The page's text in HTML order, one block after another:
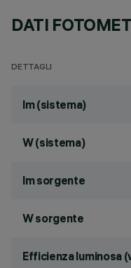
DATI
DETTAGLI
lm (sistema)
W (sistema)
lm sorgente
W sorgente
Efficienza luminosa